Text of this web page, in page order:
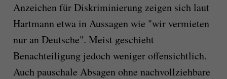
Anzeichen für Diskriminierung zeigen sich laut
Hartmann etwa in Aussagen wie "wir vermieten
nur an Deutsche". Meist geschieht
Benachteiligung jedoch weniger offensichtlich.
Auch pauschale Absagen ohne nachvollziehbare